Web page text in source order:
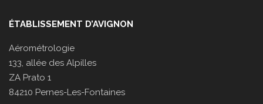
ÉTABLISSEMENT D’AVIGNON
Aérométrologie
133, allée des Alpilles
ZA Prato 1
84210 Pernes-Les-Fontaines